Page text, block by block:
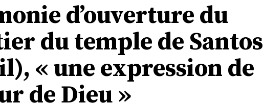
d’ouverture du
du temple de Santos
« une expression de
de Dieu »